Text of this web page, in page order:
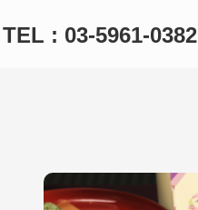
TEL : 03-5961-0382